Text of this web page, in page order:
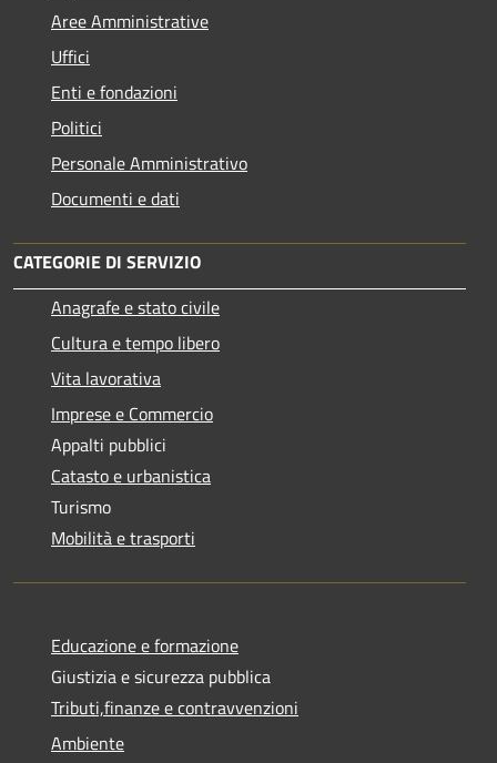
Aree Amministrative
Uffici
Enti e fondazioni
Politici
Personale Amministrativo
Documenti e dati
CATEGORIE DI SERVIZIO
Anagrafe e stato civile
Cultura e tempo libero
Vita lavorativa
Imprese e Commercio
Appalti pubblici
Catasto e urbanistica
Turismo
Mobilità e trasporti
Educazione e formazione
Giustizia e sicurezza pubblica
Tributi,finanze e contravvenzioni
Ambiente